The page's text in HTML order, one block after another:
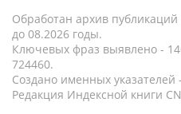
Обработан архив
до 08.2026 годы.
Ключевых фраз выявлено -
724460.
Создано именных указателей
Редакция Индексной книги